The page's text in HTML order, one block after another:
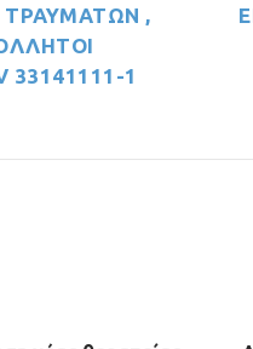
ΤΡΑΥΜΑΤΩΝ ,
33141111-1